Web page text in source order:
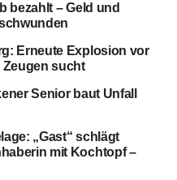
bezahlt – Geld und
Erneute Explosion vor
Zeugen sucht
Senior baut Unfall
„Gast“ schlägt
mit Kochtopf –